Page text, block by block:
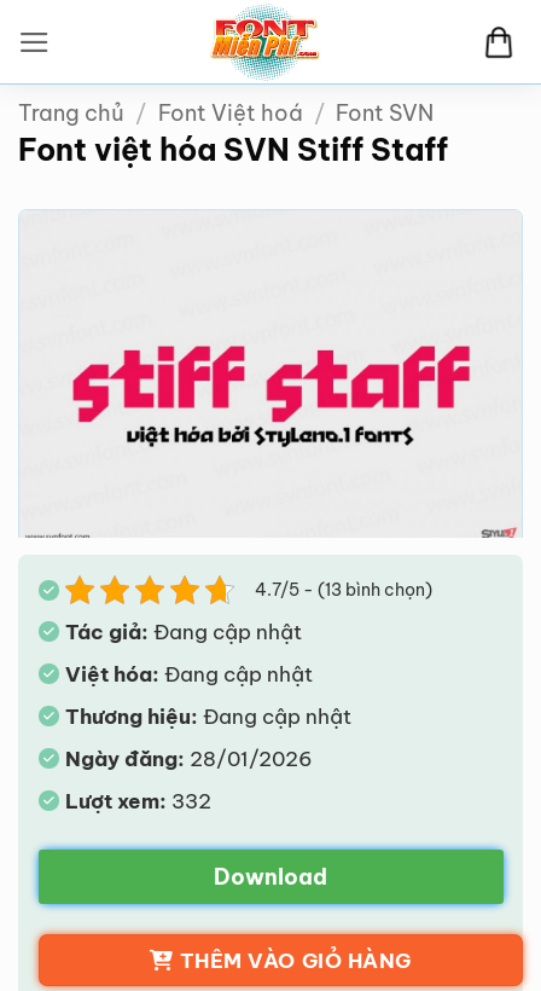
qua
nội
dung
Trang chủ / Font Việt hoá / Font SVN
Font việt hóa SVN Stiff Staff
4.7/5 - (13 bình chọn)
Tác giả: Đang cập nhật
Việt hóa: Đang cập nhật
Thương hiệu: Đang cập nhật
Ngày đăng: 28/01/2026
Lượt xem: 332
Download
THÊM VÀO GIỎ HÀNG